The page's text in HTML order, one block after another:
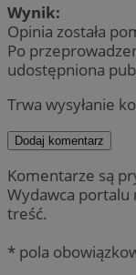
Wynik:
Opinia została
Po
udostępniona
Trwa wysyłanie
Dodaj komentarz
Komentarze są
Wydawca portalu
treść.
* pola